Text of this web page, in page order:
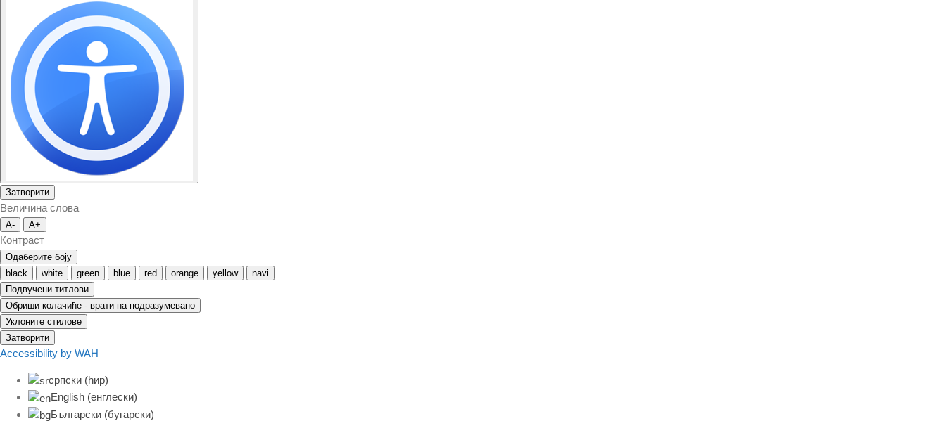
Затворити
Величина слова
A- A+
Контраст
Одаберите боју
black
white green blue red orange yellow
navi
Подвучени титлови
Обриши колачиће - врати на подразумевано
Уклоните стилове
Затворити
Accessibility by WAH
српски (ћир)
English (енглески)
Български (бугарски)